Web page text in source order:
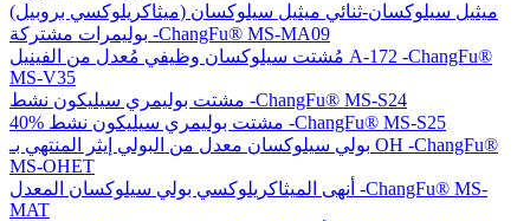
(ميثاكريلوكسي بروبيل) ميثيل سيلوكسان-ثنائي ميثيل سيلوكسان
بوليمرات مشتركة -ChangFu® MS-MA09
مُشتت سيلوكسان وظيفي مُعدل من الفينيل A-172 -ChangFu®
MS-V35
مشتت بوليمري سيليكون نشط -ChangFu® MS-S24
40% مشتت بوليمري سيليكون نشط -ChangFu® MS-S25
بولي سيلوكسان معدل من البولي إيثر المنتهي بـ OH -ChangFu®
MS-OHET
أنهى الميثاكريلوكسي بولي سيلوكسان المعدل -ChangFu® MS-
MAT